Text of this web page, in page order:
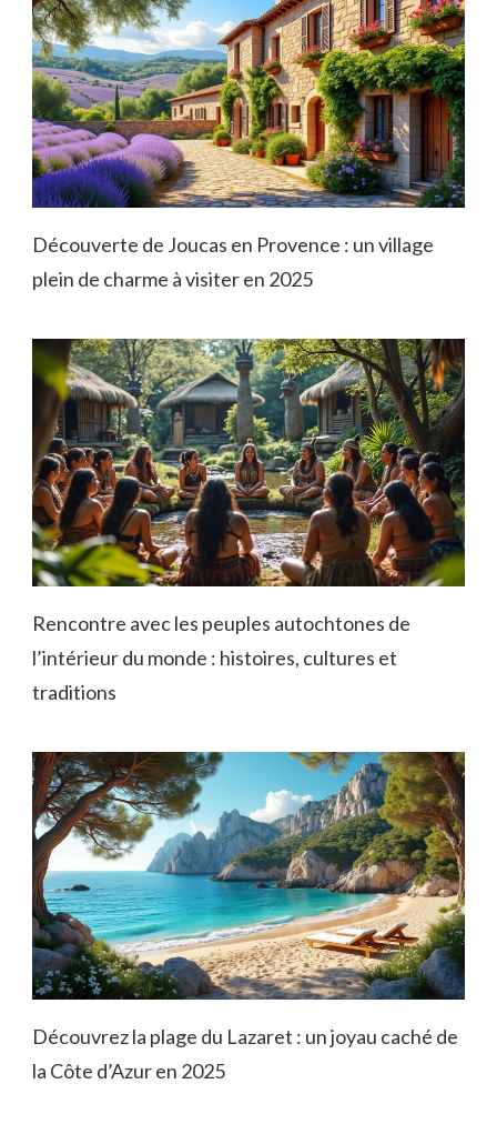
Découverte de Joucas en Provence : un village
plein de charme à visiter en 2025
Rencontre avec les peuples autochtones de
l’intérieur du monde : histoires, cultures et
traditions
Découvrez la plage du Lazaret : un joyau caché de
la Côte d’Azur en 2025